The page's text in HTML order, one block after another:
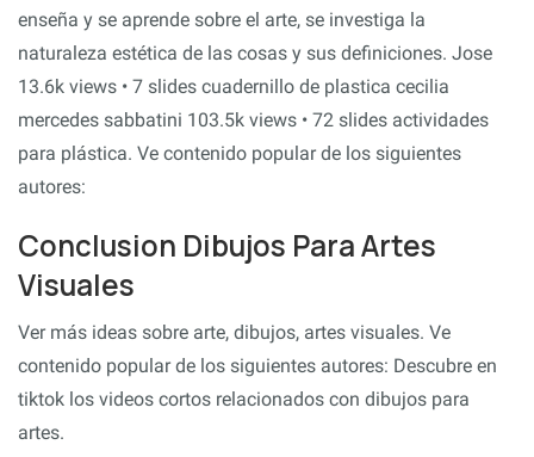
enseña y se aprende sobre el arte, se investiga la
naturaleza estética de las cosas y sus definiciones. Jose
13.6k views • 7 slides cuadernillo de plastica cecilia
mercedes sabbatini 103.5k views • 72 slides actividades
para plástica. Ve contenido popular de los siguientes
autores:
Conclusion Dibujos Para Artes
Visuales
Ver más ideas sobre arte, dibujos, artes visuales. Ve
contenido popular de los siguientes autores: Descubre en
tiktok los videos cortos relacionados con dibujos para
artes.